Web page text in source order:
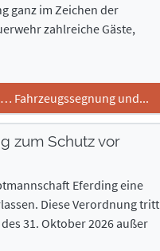
ganz im Zeichen der
zahlreiche Gäste,
Fahrzeugssegnung und...
zum Schutz vor
Eferding eine
Diese Verordnung tritt
31. Oktober 2026 außer